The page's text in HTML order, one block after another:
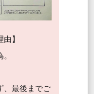
】
、最後までご